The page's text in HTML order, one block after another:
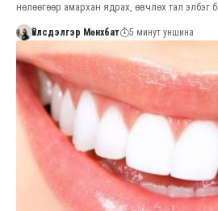
нөлөөгөөр амархан ядрах, өвчлөх тал элбэг
Үйлсдэлгэр Мөнхбат 5 минут уншина